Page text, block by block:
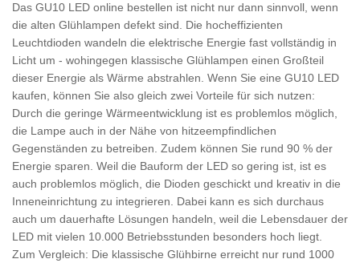
Das GU10 LED online bestellen ist nicht nur dann sinnvoll, wenn
die alten Glühlampen defekt sind. Die hocheffizienten
Leuchtdioden wandeln die elektrische Energie fast vollständig in
Licht um - wohingegen klassische Glühlampen einen Großteil
dieser Energie als Wärme abstrahlen. Wenn Sie eine GU10 LED
kaufen, können Sie also gleich zwei Vorteile für sich nutzen:
Durch die geringe Wärmeentwicklung ist es problemlos möglich,
die Lampe auch in der Nähe von hitzeempfindlichen
Gegenständen zu betreiben. Zudem können Sie rund 90 % der
Energie sparen. Weil die Bauform der LED so gering ist, ist es
auch problemlos möglich, die Dioden geschickt und kreativ in die
Inneneinrichtung zu integrieren. Dabei kann es sich durchaus
auch um dauerhafte Lösungen handeln, weil die Lebensdauer der
LED mit vielen 10.000 Betriebsstunden besonders hoch liegt.
Zum Vergleich: Die klassische Glühbirne erreicht nur rund 1000